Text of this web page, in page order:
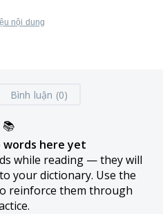
nội dung
Bình luận (0)
📚
words here yet
while reading — they will
your dictionary. Use the
reinforce them through